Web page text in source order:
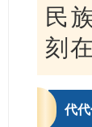
民
刻
代